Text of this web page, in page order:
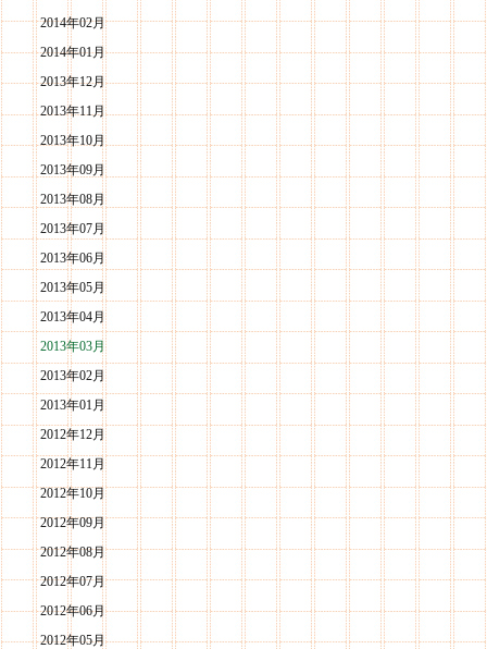
2014年02月
2014年01月
2013年12月
2013年11月
2013年10月
2013年09月
2013年08月
2013年07月
2013年06月
2013年05月
2013年04月
2013年03月
2013年02月
2013年01月
2012年12月
2012年11月
2012年10月
2012年09月
2012年08月
2012年07月
2012年06月
2012年05月